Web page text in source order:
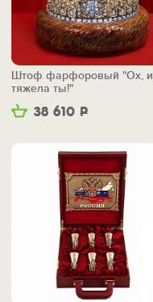
38 610 Р
Штоф фарфоровый "Ох, и
тяжела ты!"